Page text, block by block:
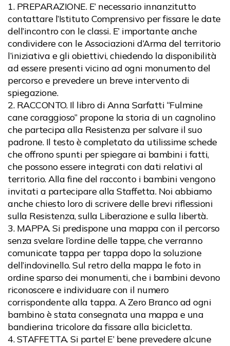
PREPARAZIONE. E’ necessario innanzitutto
contattare l’Istituto Comprensivo per fissare le date
dell’incontro con le classi. E’ importante anche
condividere con le Associazioni d’Arma del territorio
l’iniziativa e gli obiettivi, chiedendo la disponibilità
ad essere presenti vicino ad ogni monumento del
percorso e prevedere un breve intervento di
spiegazione.
RACCONTO. Il libro di Anna Sarfatti “Fulmine
cane coraggioso” propone la storia di un cagnolino
che partecipa alla Resistenza per salvare il suo
padrone. Il testo è completato da utilissime schede
che offrono spunti per spiegare ai bambini i fatti,
che possono essere integrati con dati relativi al
territorio. Alla fine del racconto i bambini vengono
invitati a partecipare alla Staffetta. Noi abbiamo
anche chiesto loro di scrivere delle brevi riflessioni
sulla Resistenza, sulla Liberazione e sulla libertà.
MAPPA. Si predispone una mappa con il percorso
senza svelare l’ordine delle tappe, che verranno
comunicate tappa per tappa dopo la soluzione
dell’indovinello. Sul retro della mappa le foto in
ordine sparso dei monumenti, che i bambini devono
riconoscere e individuare con il numero
corrispondente alla tappa. A Zero Branco ad ogni
bambino è stata consegnata una mappa e una
bandierina tricolore da fissare alla bicicletta.
STAFFETTA. Si parte! E’ bene prevedere alcune